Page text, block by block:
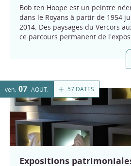
Bob ten Hoope est un peintre
dans le Royans à partir de 1954
2014. Des paysages du Vercors
ce parcours permanent de
57 DATES
ven. 07 AOÛT
Expositions